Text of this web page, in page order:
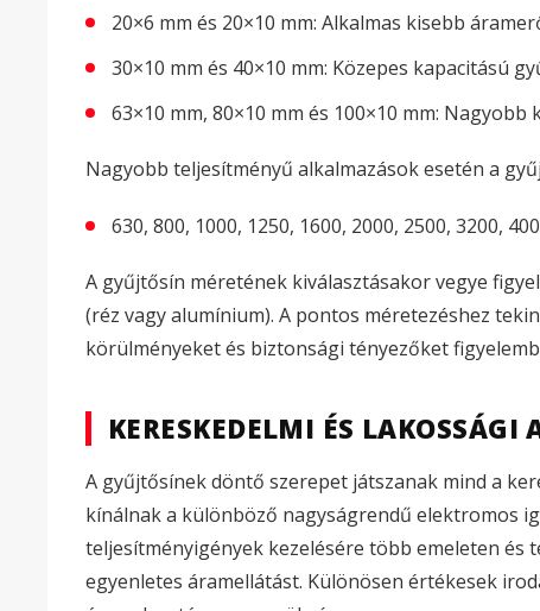
20×6 mm és 20×10 mm: Alkalmas kisebb
30×10 mm és 40×10 mm: Közepes kapacitású
63×10 mm, 80×10 mm és 100×10 mm:
Nagyobb teljesítményű alkalmazások esetén a
630, 800, 1000, 1250, 1600, 2000, 2500, 3200,
A gyűjtősín méretének kiválasztásakor vegye
(réz vagy alumínium). A pontos méretezéshez
körülményeket és biztonsági tényezőket
KERESKEDELMI ÉS LAKOSSÁGI
A gyűjtősínek döntő szerepet játszanak mind a
kínálnak a különböző nagyságrendű elektromos
teljesítményigények kezelésére több emeleten és
egyenletes áramellátást. Különösen értékesek